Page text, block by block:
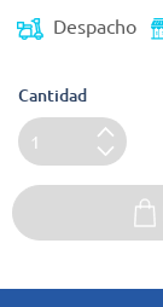
Despacho
Cantidad